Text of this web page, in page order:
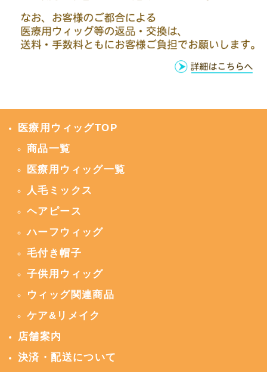
医療用ウィッグTOP
商品一覧
医療用ウィッグ一覧
人毛ミックス
ヘアピース
ハーフウィッグ
毛付き帽子
子供用ウィッグ
ウィッグ関連商品
ケア&リメイク
店舗案内
決済・配送について